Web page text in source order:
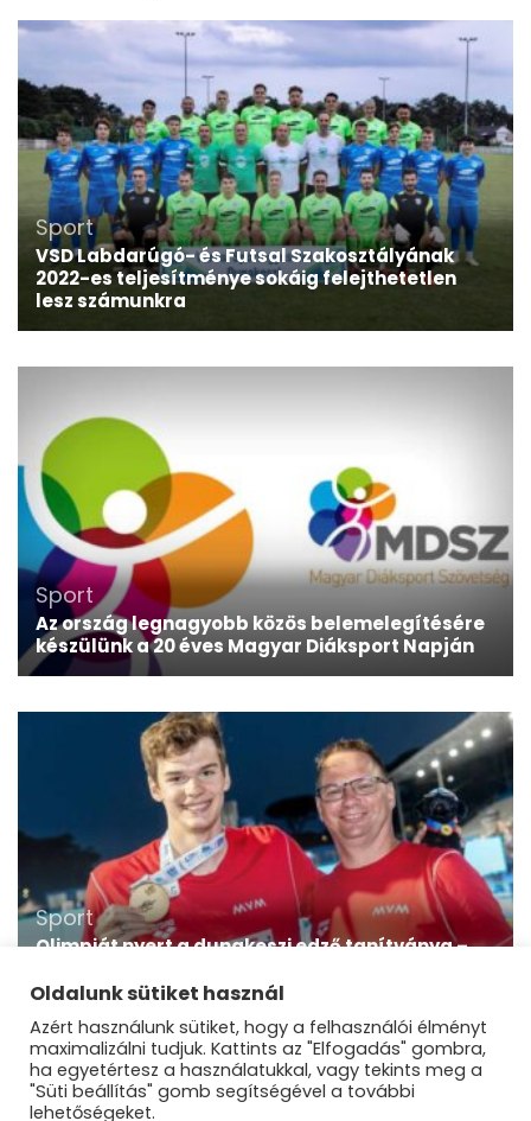
Sport
VSD Labdarúgó- és Futsal Szakosztályának
2022-es teljesítménye sokáig felejthetetlen
lesz számunkra
Sport
Az ország legnagyobb közös belemelegítésére
készülünk a 20 éves Magyar Diáksport Napján
Sport
Olimpiát nyert a dunakeszi edző tanítványa –
Magyarovits Zoltánnal
Oldalunk sütiket használ
Azért használunk sütiket, hogy a felhasználói élményt
maximalizálni tudjuk. Kattints az "Elfogadás" gombra,
ha egyetértesz a használatukkal, vagy tekints meg a
"Süti beállítás" gomb segítségével a további
lehetőségeket.